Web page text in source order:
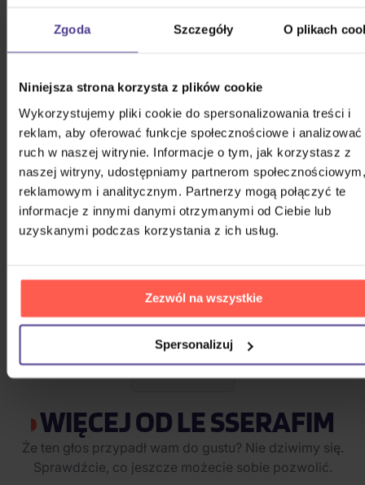
Zgoda Szczegóły O plikach
Niniejsza strona korzysta z plików cookie
Wykorzystujemy pliki cookie do spersonalizowania treści i
reklam, aby oferować funkcje społecznościowe i analizować
ruch w naszej witrynie. Informacje o tym, jak korzystasz z
naszej witryny, udostępniamy partnerom społecznościowym,
reklamowym i analitycznym. Partnerzy mogą połączyć te
informacje z innymi danymi otrzymanymi od Ciebie lub
uzyskanymi podczas korzystania z ich usług.
Zezwól na wszystkie
Spersonalizuj
&TEAM
(G)I-DLE
*NSYNC
10,000 Maniacs
Chuckii Booker
WIĘCEJ OD LE SSERAFIM
Że ten głos przypadł wam do gustu? Nie dziwimy się.
Sprawdźcie, co jeszcze możecie sobie pozwolić.